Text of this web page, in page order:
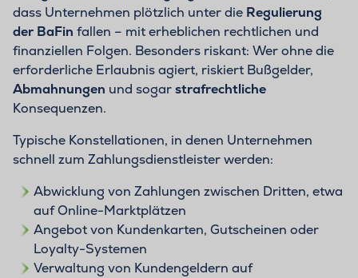
dass Unternehmen plötzlich unter die Regulierung
der BaFin fallen – mit erheblichen rechtlichen und
finanziellen Folgen. Besonders riskant: Wer ohne die
erforderliche Erlaubnis agiert, riskiert Bußgelder,
Abmahnungen und sogarstrafrechtliche
Konsequenzen.
Typische Konstellationen, in denen Unternehmen
schnell zum Zahlungsdienstleister werden:
Abwicklung von Zahlungen zwischen Dritten, etwa
auf Online-Marktplätzen
Angebot von Kundenkarten, Gutscheinen oder
Loyalty-Systemen
Verwaltung von Kundengeldern auf